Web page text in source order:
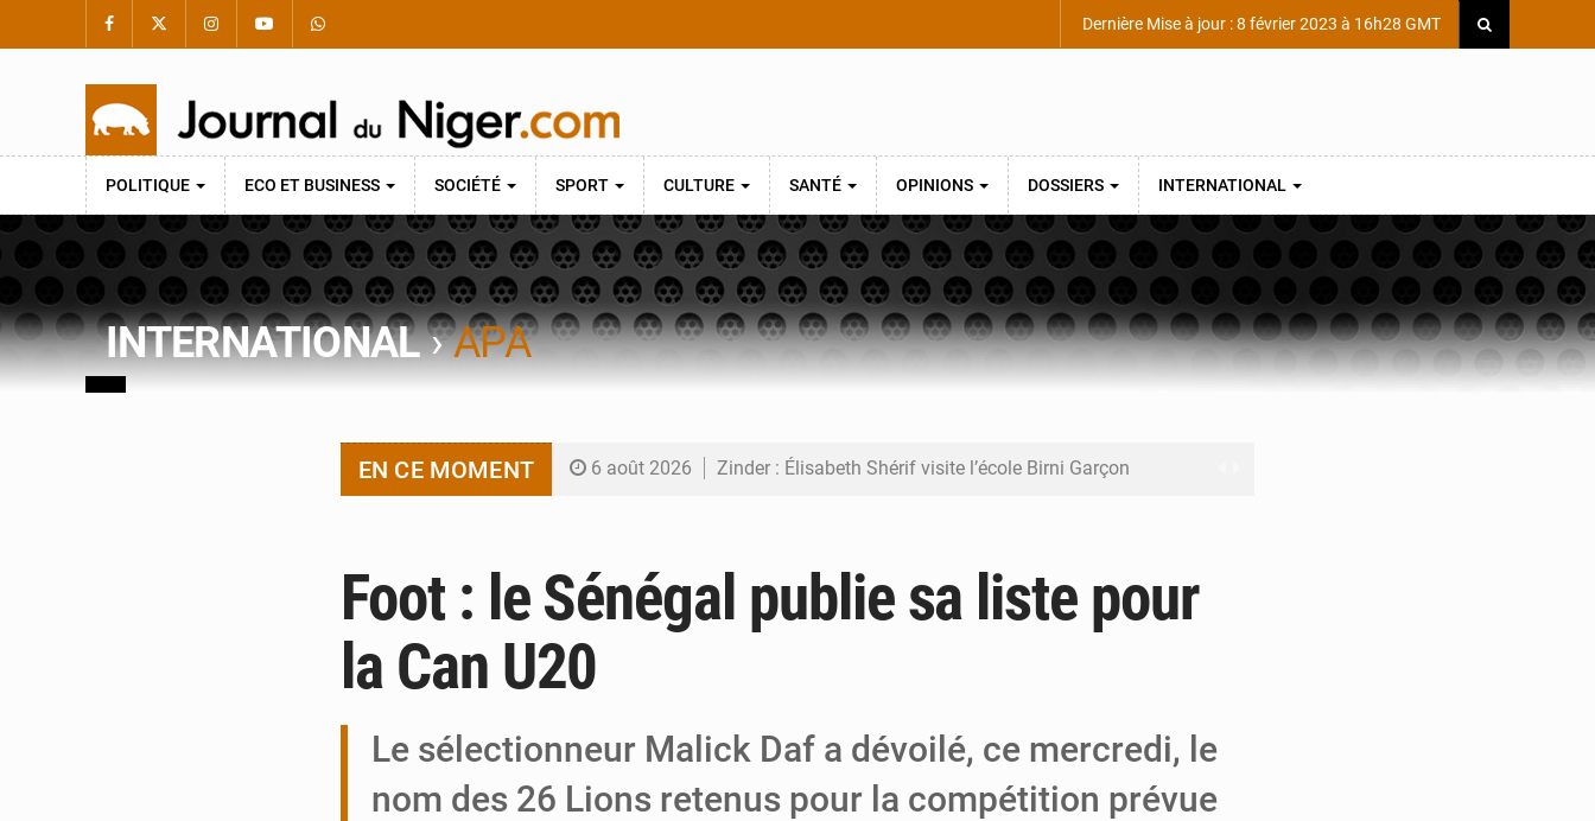
Dernière Mise à jour : 8 février 2023 à 16h28 GMT
POLITIQUE ECO ET BUSINESS SOCIÉTÉ SPORT CULTURE SANTÉ OPINIONS DOSSIERS INTERNATIONAL
INTERNATIONAL›APA
EN CE MOMENT 6 août 2026 Zinder : Élisabeth Shérif visite l’école Birni Garçon
6 août 2026 Niger : Bilan à mi-parcours du Programme de Refondation
6 août 2026 Chasse aux gabegies à Niamey : 74 milliards de FCFA recouvrés par la COLDEFF
5 août 2026
Foot : le Sénégal publie sa liste pour
la Can U20
Le sélectionneur Malick Daf a dévoilé, ce mercredi, le
nom des 26 Lions retenus pour la compétition prévue